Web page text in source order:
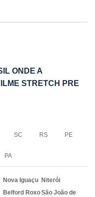
ONDE A
STRETCH PRE
SC RS PE
PA
Nova Iguaçu Niterói
Belford RoxoSão João de